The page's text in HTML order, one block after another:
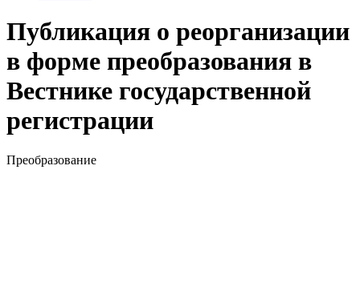
Публикация о реорганизации
в форме преобразования в
Вестнике государственной
регистрации
Преобразование